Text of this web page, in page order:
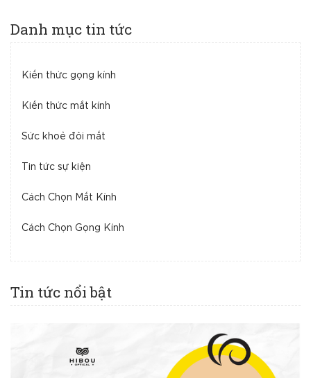
Danh mục tin tức
Kiến thức gọng kính
Kiến thức mắt kính
Sức khoẻ đôi mắt
Tin tức sự kiện
Cách Chọn Mắt Kính
Cách Chọn Gọng Kính
Tin tức nổi bật